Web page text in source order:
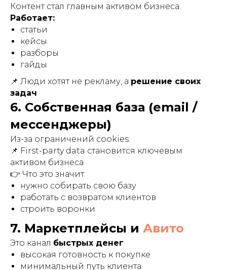
Контент стал главным активом бизнеса.
Работает:
статьи
кейсы
разборы
гайды
📌 Люди хотят не рекламу, а решение своих
задач
6. Собственная база (email /
мессенджеры)
Из-за ограничений cookies:
📌 First-party data становится ключевым
активом бизнеса
👉 Что это значит:
нужно собирать свою базу
работать с возвратом клиентов
строить воронки
7. Маркетплейсы и Авито
Это канал быстрых денег
высокая готовность к покупке
минимальный путь клиента